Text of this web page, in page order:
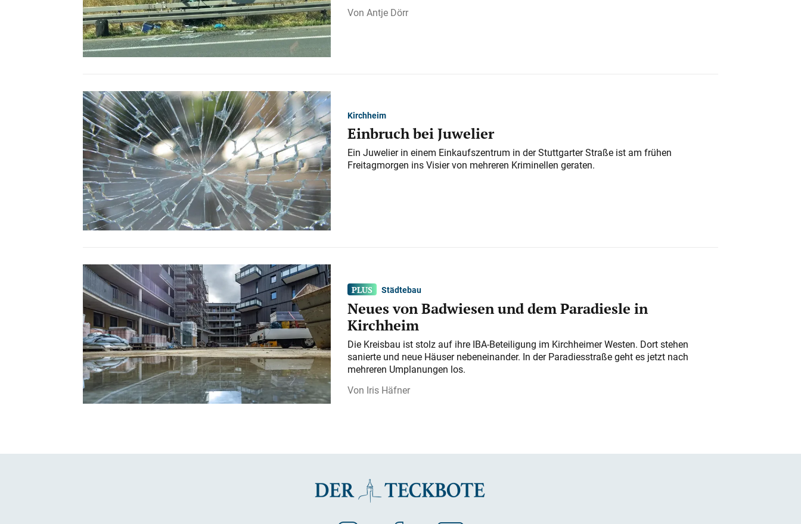
Antje Dörr
Kirchheim
Einbruch bei Juwelier
Ein Juwelier in einem Einkaufszentrum in der Stuttgarter Straße ist am frühen
Freitagmorgen ins Visier von mehreren Kriminellen geraten.
Städtebau
Neues von Badwiesen und dem Paradiesle in
Kirchheim
Die Kreisbau ist stolz auf ihre IBA-Beteiligung im Kirchheimer Westen. Dort stehen
sanierte und neue Häuser nebeneinander. In der Paradiesstraße geht es jetzt nach
mehreren Umplanungen los.
Iris Häfner